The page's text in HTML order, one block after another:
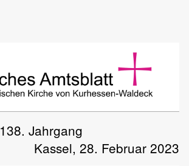
Jahrgang
Kassel, 28. Februar 2023